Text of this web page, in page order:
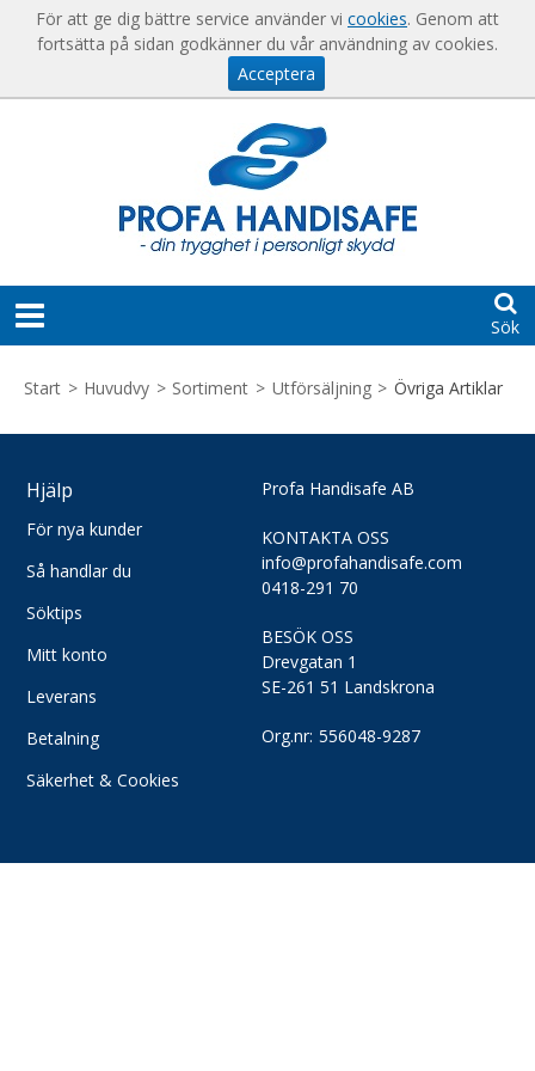
För att ge dig bättre service använder vi cookies. Genom att
fortsätta på sidan godkänner du vår användning av cookies.
Acceptera
Sök
nya
kunder
Så
du
Söktips
Mitt
&
KONTAKT
SKAPA
KONTO
MITT
LOGGA
Logga
Start > Huvudvy > Sortiment > Utförsäljning > Övriga Artiklar
Profa Handisafe AB
KONTAKTA OSS
info@profahandisafe.com
0418-291 70
BESÖK OSS
Drevgatan 1
SE-261 51 Landskrona
Org.nr: 556048-9287
Hjälp
För nya kunder
Så handlar du
Söktips
Mitt konto
Leverans
Betalning
Säkerhet & Cookies
Visa varukorgen Till kassan